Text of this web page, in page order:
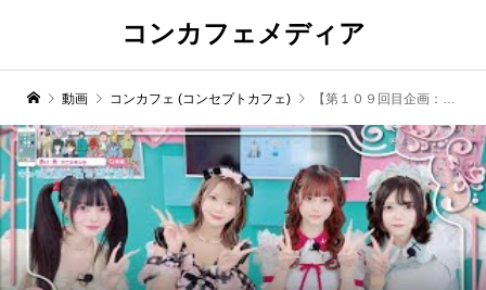
コンカフェメディア
動画 コンカフェ (コンセプトカフェ) 【第１０９回目企画：GUEST秋葉原コンセプトカフェ懺悔の時間です】2025年6月11日